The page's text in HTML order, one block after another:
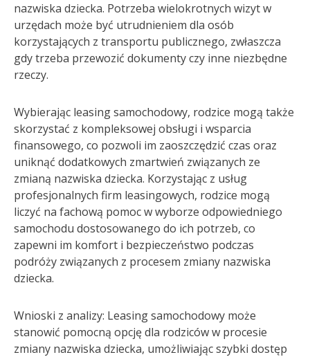
nazwiska dziecka. Potrzeba wielokrotnych wizyt w
urzędach może być utrudnieniem dla osób
korzystających z transportu publicznego, zwłaszcza
gdy trzeba przewozić dokumenty czy inne niezbędne
rzeczy.
Wybierając leasing samochodowy, rodzice mogą także
skorzystać z kompleksowej obsługi i wsparcia
finansowego, co pozwoli im zaoszczędzić czas oraz
uniknąć dodatkowych zmartwień związanych ze
zmianą nazwiska dziecka. Korzystając z usług
profesjonalnych firm leasingowych, rodzice mogą
liczyć na fachową pomoc w wyborze odpowiedniego
samochodu dostosowanego do ich potrzeb, co
zapewni im komfort i bezpieczeństwo podczas
podróży związanych z procesem zmiany nazwiska
dziecka.
Wnioski z analizy: Leasing samochodowy może
stanowić pomocną opcję dla rodziców w procesie
zmiany nazwiska dziecka, umożliwiając szybki dostęp